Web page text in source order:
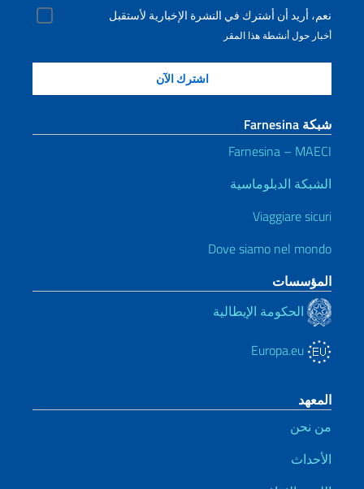
نعم، أريد أن أشترك في النشرة الإخبارية لأستقبل
أخبار حول أنشطة هذا المقر
شبكة Farnesina
Farnesina – MAECI
الشبكة الدبلوماسية
Viaggiare sicuri
Dove siamo nel mondo
المؤسسات
الحكومة الإيطالية
المعهد
من نحن
الأحداث